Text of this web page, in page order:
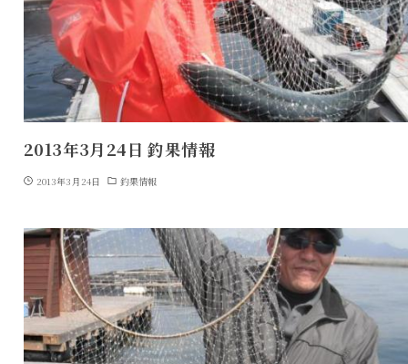
2013年3月24日 釣果情報
2013年3月24日 釣果情報